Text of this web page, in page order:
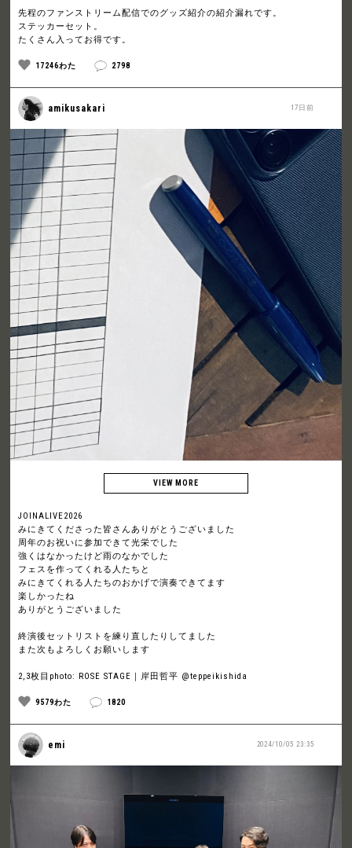
先程のファンストリーム配信でのグッズ紹介の紹介漏れです。
ステッカーセット。
たくさん入ってお得です。
17246わた 2798
17日前
amikusakari
JOINALIVE2026
みにきてくださった皆さんありがとうございました
周年のお祝いに参加できて光栄でした
強くはなかったけど雨のなかでした
フェスを作ってくれる人たちと
みにきてくれる人たちのおかげで演奏できてます
楽しかったね
ありがとうございました
終演後セットリストを練り直したりしてました
また次もよろしくお願いします
2,3枚目photo: ROSE STAGE｜岸田哲平 @teppeikishida
9579わた 1820
2024/10/05 23:35
emi